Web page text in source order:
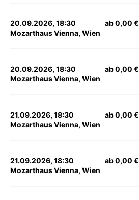
20.09.2026, 18:30
Mozarthaus Vienna, Wien
ab 0,00 €
20.09.2026, 18:30
Mozarthaus Vienna, Wien
ab 0,00 €
21.09.2026, 18:30
Mozarthaus Vienna, Wien
ab 0,00 €
21.09.2026, 18:30
Mozarthaus Vienna, Wien
ab 0,00 €